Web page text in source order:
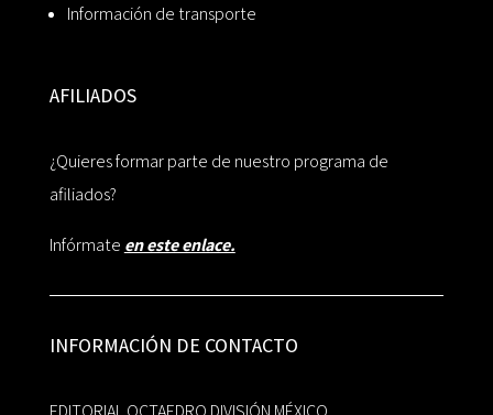
Información de transporte
AFILIADOS
¿Quieres formar parte de nuestro programa de
afiliados?
Infórmate en este enlace.
INFORMACIÓN DE CONTACTO